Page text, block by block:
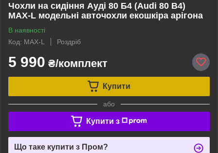
Чохли на сидіння Ауді 80 Б4 (Audi 80 B4)
MAX-L модельні авточохли екошкіра арігона
В наявності
Код: MAX-L
Роздріб
5 990 ₴/комплект
Купити
або
Купити з
Що таке купити з Пром?